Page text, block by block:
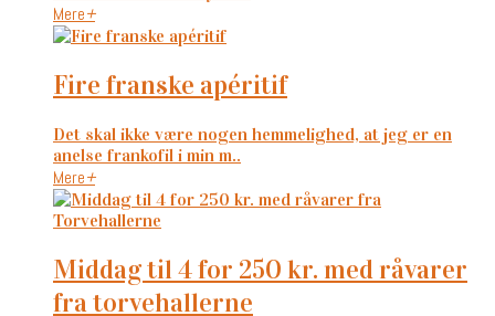
Mere+
fire franske apéritif
Det skal ikke være nogen hemmelighed, at jeg er en
anelse frankofil i min m..
Mere+
middag til 4 for 250 kr. med råvarer
fra torvehallerne